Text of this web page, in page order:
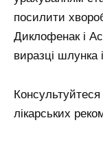
посилити
Диклофенак і
виразці шлунка
лікарських